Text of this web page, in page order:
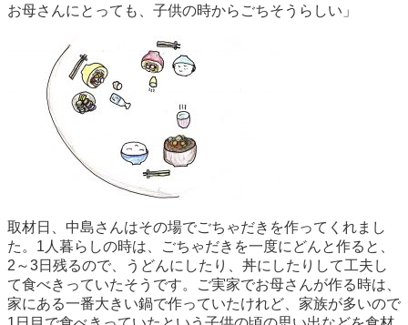
お母さんにとっても、子供の時からごちそうらしい」
取材日、中島さんはその場でごちゃだきを作ってくれまし
た。1人暮らしの時は、ごちゃだきを一度にどんと作ると、
2～3日残るので、うどんにしたり、丼にしたりして工夫し
て食べきっていたそうです。ご実家でお母さんが作る時は、
家にある一番大きい鍋で作っていたけれど、家族が多いので